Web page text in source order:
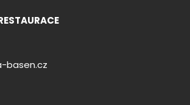
basen.cz